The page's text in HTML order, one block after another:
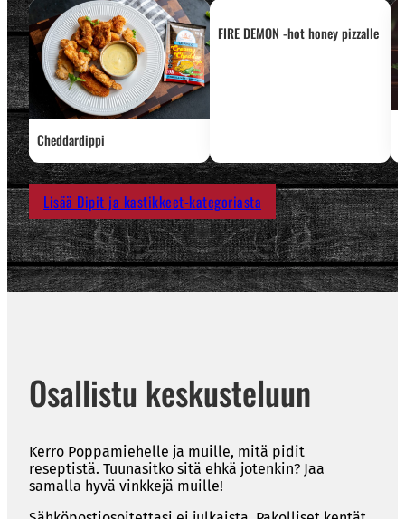
Cheddardippi
FIRE DEMON -hot honey pizzalle
Lisää Dipit ja kastikkeet-kategoriasta
Osallistu keskusteluun
Kerro Poppamiehelle ja muille, mitä pidit
reseptistä. Tuunasitko sitä ehkä jotenkin? Jaa
samalla hyvä vinkkejä muille!